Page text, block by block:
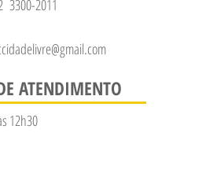
3300-2011
ATENDIMENTO
12h30